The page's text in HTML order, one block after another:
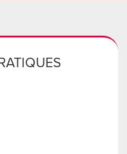
Search